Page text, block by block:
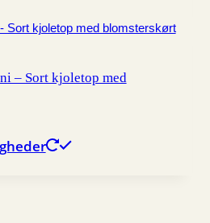
har
Mulighederne
– Sort kjoletop med